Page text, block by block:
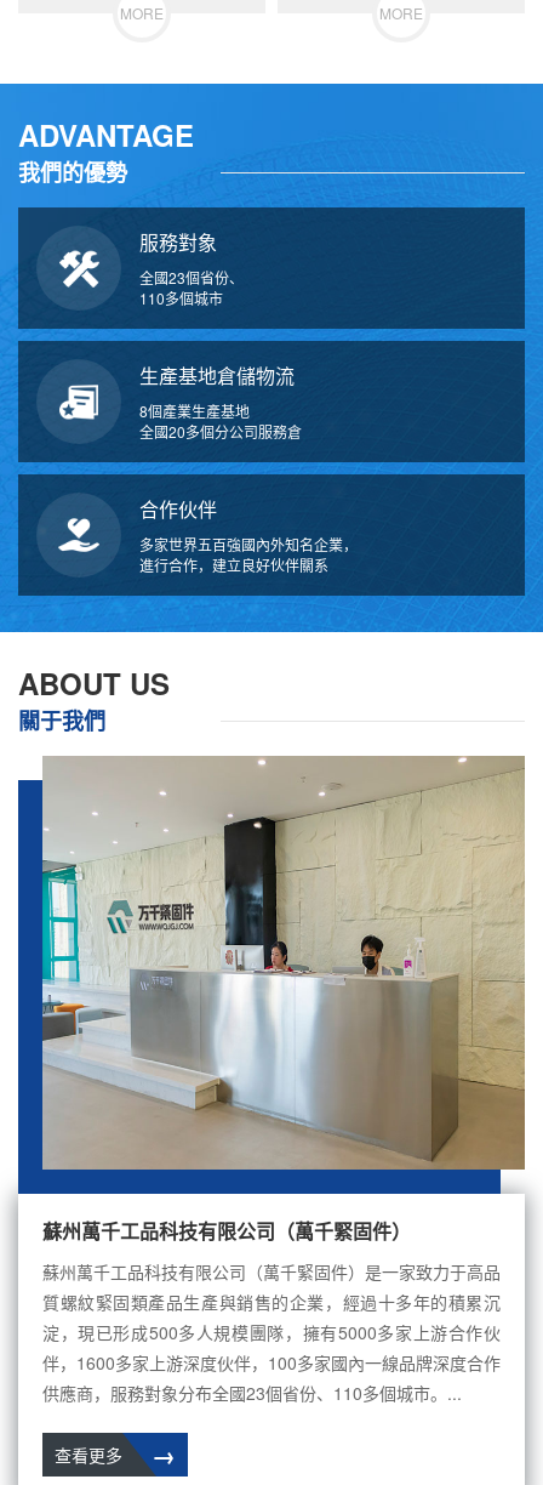
MORE MORE
ADVANTAGE
我們的優勢
服務對象
全國23個省份、
110多個城市
生產基地倉儲物流
8個產業生產基地
全國20多個分公司服務倉
合作伙伴
多家世界五百強國內外知名企業，
進行合作，建立良好伙伴關系
ABOUT US
關于我們
蘇州萬千工品科技有限公司（萬千緊固件）
蘇州萬千工品科技有限公司（萬千緊固件）是一家致力于高品
質螺紋緊固類產品生產與銷售的企業，經過十多年的積累沉
淀，現已形成500多人規模團隊，擁有5000多家上游合作伙
伴，1600多家上游深度伙伴，100多家國內一線品牌深度合作
供應商，服務對象分布全國23個省份、110多個城市。...
→
查看更多